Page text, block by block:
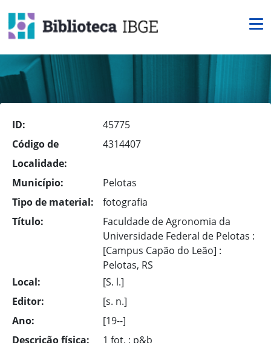
ID:
45775
Código de
Localidade:
4314407
Município:
Pelotas
Tipo de material:
fotografia
Título:
Faculdade de Agronomia da
Universidade Federal de Pelotas :
[Campus Capão do Leão] :
Pelotas, RS
Local:
[S. l.]
Editor:
[s. n.]
Ano:
[19--]
Descrição física:
1 fot. : p&b